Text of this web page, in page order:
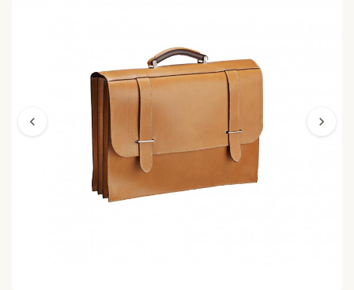
chevron_left chevron_right